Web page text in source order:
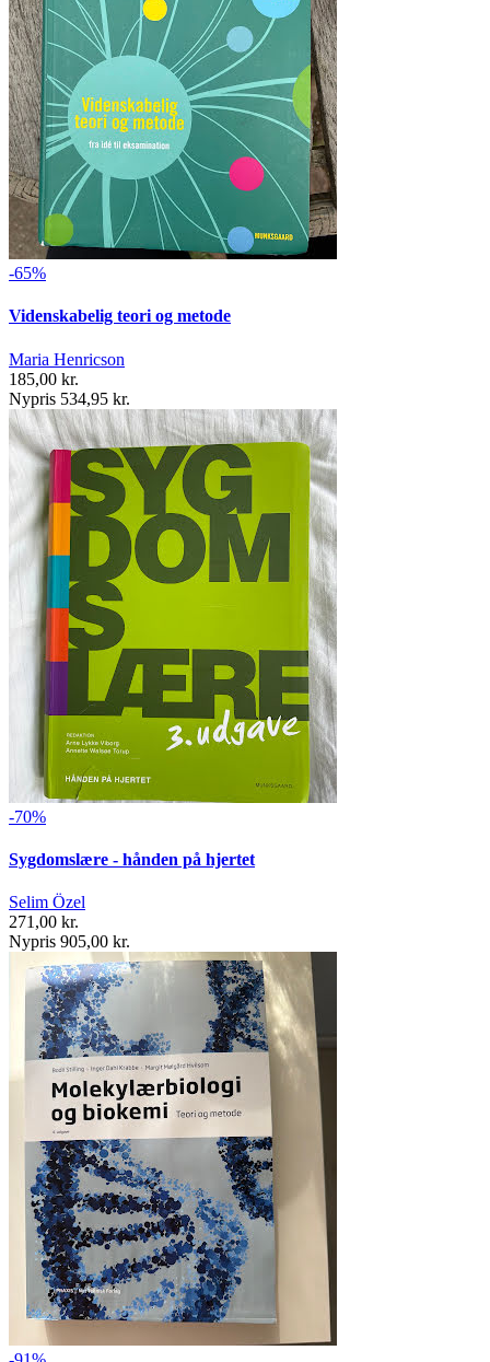
-65%
Videnskabelig teori og metode
Maria Henricson
185,00 kr.
Nypris 534,95 kr.
-70%
Sygdomslære - hånden på hjertet
Selim Özel
271,00 kr.
Nypris 905,00 kr.